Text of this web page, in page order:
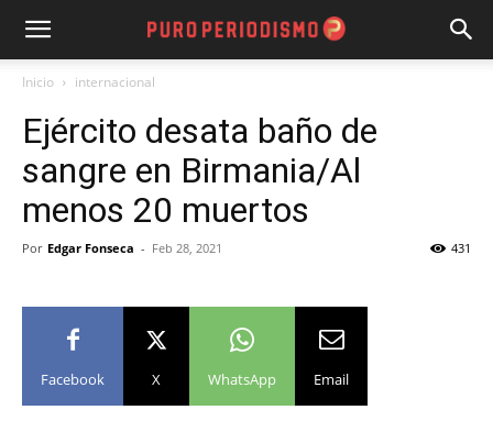
Inicio internacional
Ejército desata baño de
sangre en Birmania/Al
menos 20 muertos
Por Edgar Fonseca - Feb 28, 2021 431
Facebook X WhatsApp Email